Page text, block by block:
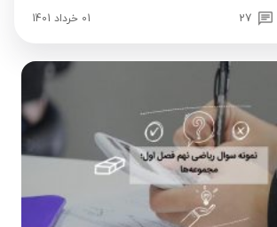
27 01 خرداد 1401